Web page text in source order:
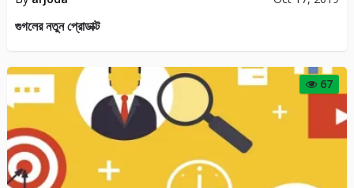
গুগলের নতুন প্রোডাক্ট
67